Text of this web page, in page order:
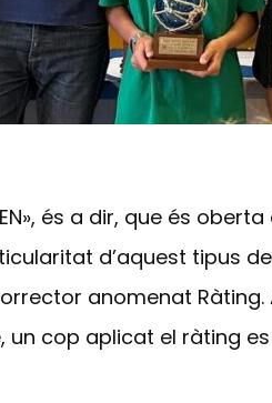
és a dir, que és
d’aquest tipus
anomenat
un cop aplicat el ràting